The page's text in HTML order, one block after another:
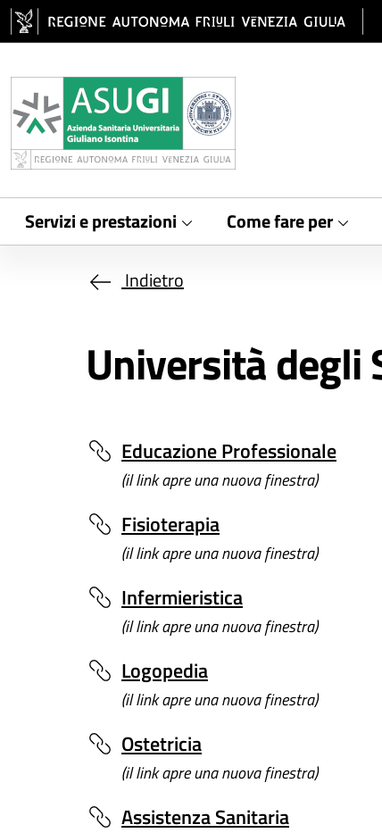
Salta al contenuto principale
Servizi e prestazioni Come fare per
Indietro
Università degli
Educazione Professionale
(il link apre una nuova finestra)
Fisioterapia
(il link apre una nuova finestra)
Infermieristica
(il link apre una nuova finestra)
Logopedia
(il link apre una nuova finestra)
Ostetricia
(il link apre una nuova finestra)
Assistenza Sanitaria